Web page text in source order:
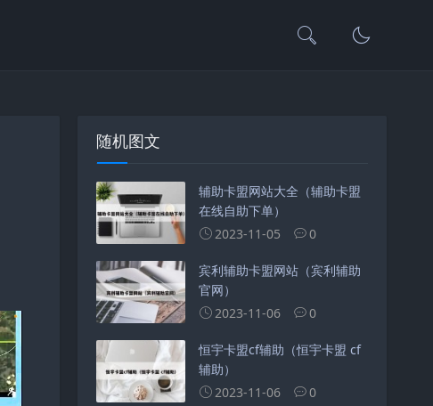
随机图文
辅助卡盟网站大全（辅助卡盟
在线自助下单）
2023-11-05
0
宾利辅助卡盟网站（宾利辅助
官网）
2023-11-06
0
恒宇卡盟cf辅助（恒宇卡盟 cf
辅助）
2023-11-06
0